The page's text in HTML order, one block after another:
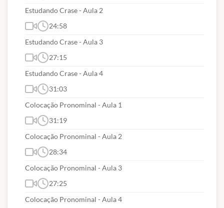
Estudando Crase - Aula 2
24:58
Estudando Crase - Aula 3
27:15
Estudando Crase - Aula 4
31:03
Colocação Pronominal - Aula 1
31:19
Colocação Pronominal - Aula 2
28:34
Colocação Pronominal - Aula 3
27:25
Colocação Pronominal - Aula 4